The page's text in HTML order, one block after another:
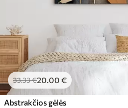
33.33€20.00 €
Abstrakčios gėlės